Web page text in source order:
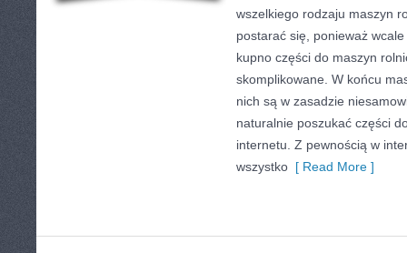
wszelkiego rodzaju maszyn
postarać się, ponieważ
kupno części do maszyn
skomplikowane. W końcu
nich są w zasadzie
naturalnie poszukać części
internetu. Z pewnością w
wszystko [ Read More ]